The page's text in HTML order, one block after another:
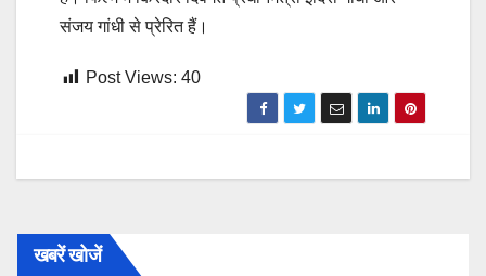
संजय गांधी से प्रेरित हैं।
Post Views: 40
खबरें खोजें